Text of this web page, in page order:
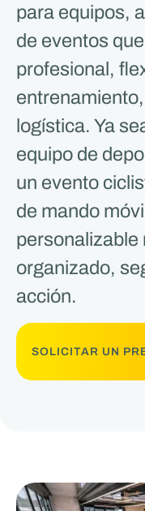
para equipos,
de eventos
profesional,
logística. Ya
equipo de
un evento
de mando
personalizable
organizado,
acción.
SOLICITAR UN